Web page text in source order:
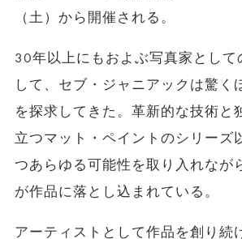
（土）から開催される。
30年以上にもおよぶ写真家として
して、セブ・ジャニアックは驚く
を探求してきた。革新的な技術と
立つマット・ペイントのシリーズ
つあらゆる可能性を取り入れなが
が作品に落とし込まれている。
アーティストとして作品を創り続